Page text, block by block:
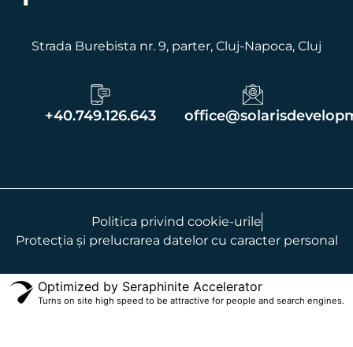
Strada Burebista nr. 9, parter , Cluj-Napoca, Cluj
+40.749.126.643
Politica privind cookie-urile
Protecția și prelucrarea datelor cu caracter personal
Optimized by Seraphinite Accelerator
Turns on site high speed to be attractive for people and search engines.